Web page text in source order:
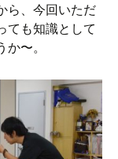
ら、今回いただ
ても知識として
〜。